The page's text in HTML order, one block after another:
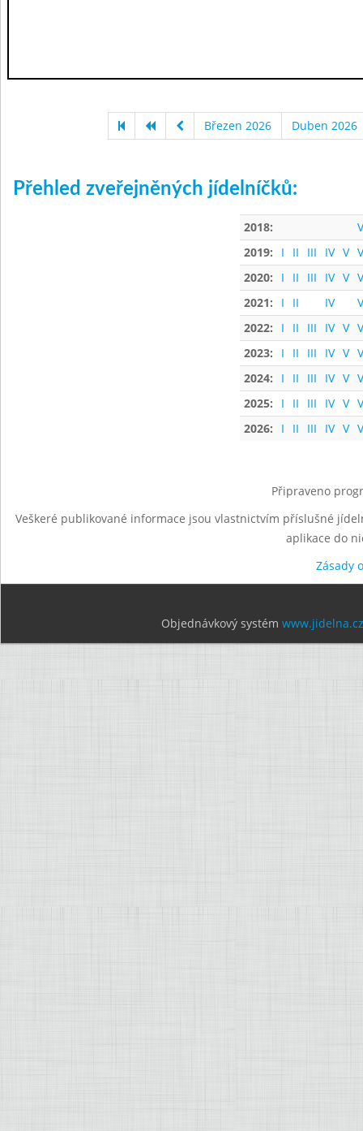
Březen 2026 Duben 2026
Přehled zveřejněných jídelníčků:
2018:
2019:
I II III IV V
2020:
I II III IV V
2021:
I II IV
2022:
I II III IV V
2023:
I II III IV V
2024:
I II III IV V
2025:
I II III IV V
2026:
I II III IV V
Připraveno
Veškeré publikované informace jsou vlastnictvím příslušné
aplikace do
Zásady
Objednávkový systém www.jidelna.cz